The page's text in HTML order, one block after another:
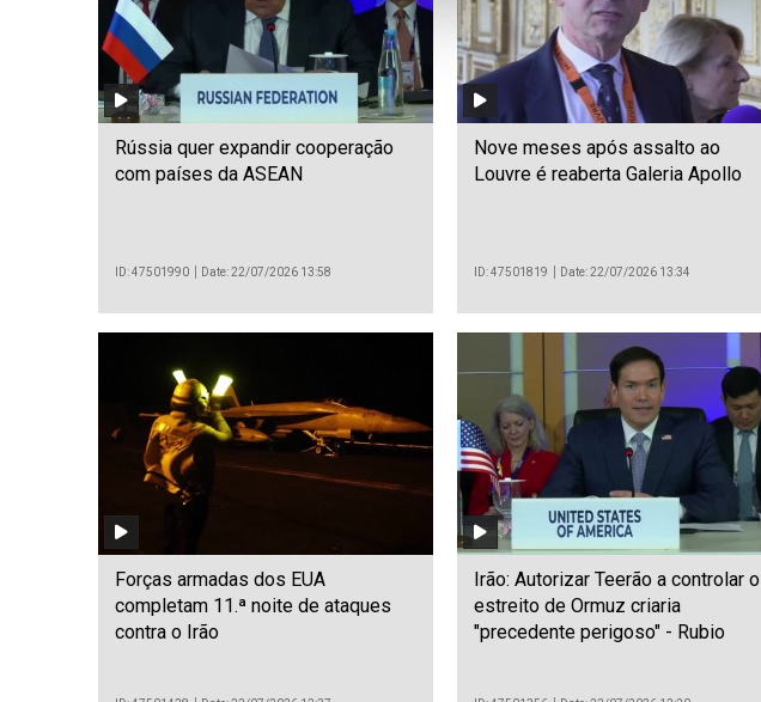
Rússia quer expandir cooperação
com países da ASEAN
ID: 47501990 Date: 22/07/2026 13:58
Nove meses após assalto ao
Louvre é reaberta Galeria Apollo
ID: 47501819 Date: 22/07/2026 13:34
Forças armadas dos EUA
completam 11.ª noite de ataques
contra o Irão
Irão: Autorizar Teerão a controlar o
estreito de Ormuz criaria
"precedente perigoso" - Rubio